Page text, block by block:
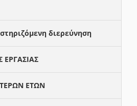
διερεύνηση
ΕΡΓΑΣΙΑΣ
ΕΤΩΝ